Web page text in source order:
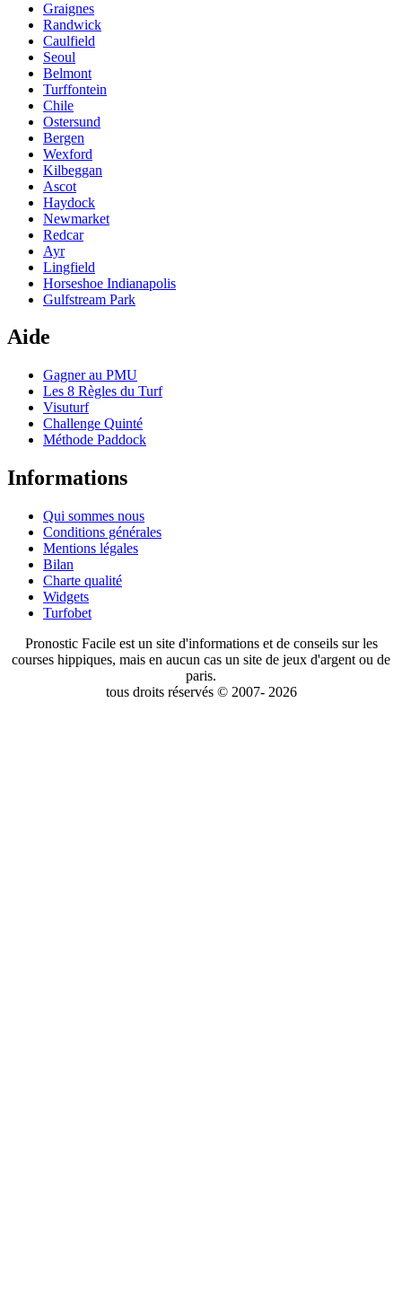
Graignes
Randwick
Caulfield
Seoul
Belmont
Turffontein
Chile
Ostersund
Bergen
Wexford
Kilbeggan
Ascot
Haydock
Newmarket
Redcar
Ayr
Lingfield
Horseshoe Indianapolis
Gulfstream Park
Aide
Gagner au PMU
Les 8 Règles du Turf
Visuturf
Challenge Quinté
Méthode Paddock
Informations
Qui sommes nous
Conditions générales
Mentions légales
Bilan
Charte qualité
Widgets
Turfobet
Pronostic Facile est un site d'informations et de conseils sur les
courses hippiques, mais en aucun cas un site de jeux d'argent ou de
paris.
tous droits réservés © 2007- 2026